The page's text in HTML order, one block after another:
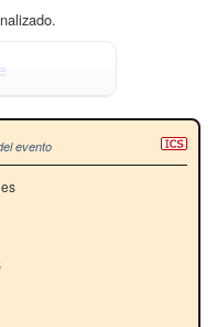
evento